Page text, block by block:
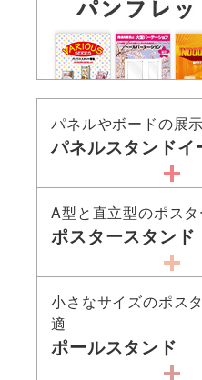
パネルやボードの展
パネルスタンドイ
A型と直立型のポス
ポスタースタンド
小さなサイズのポス
適
ポールスタンド